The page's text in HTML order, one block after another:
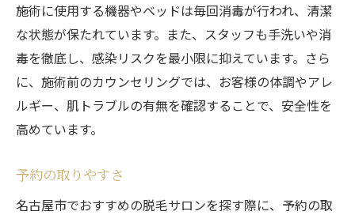
施術に使用する機器やベッドは毎回消毒が行われ、清潔
な状態が保たれています。また、スタッフも手洗いや消
毒を徹底し、感染リスクを最小限に抑えています。さら
に、施術前のカウンセリングでは、お客様の体調やアレ
ルギー、肌トラブルの有無を確認することで、安全性を
高めています。
予約の取りやすさ
名古屋市でおすすめの脱毛サロンを探す際に、予約の取